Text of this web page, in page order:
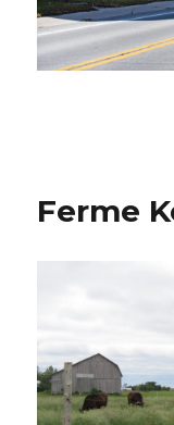
Ferme